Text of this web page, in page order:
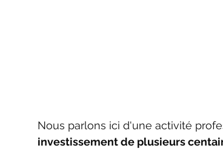
Nous parlons ici d'une activité
investissement de plusieurs